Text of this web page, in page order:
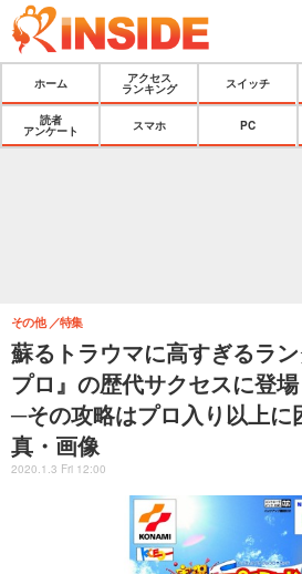
ホーム
アクセス
ランキング
スイッチ
読者
アンケート
スマホ PC
蘇るトラウマに高すぎるラ
プロ』の歴代サクセスに登
─その攻略はプロ入り以上に
真・画像
その他 特集
2020.1.3 Fri 12:00